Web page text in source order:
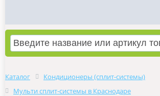
Каталог
Кондиционеры (сплит-системы)
Мульти сплит-системы в Краснодаре